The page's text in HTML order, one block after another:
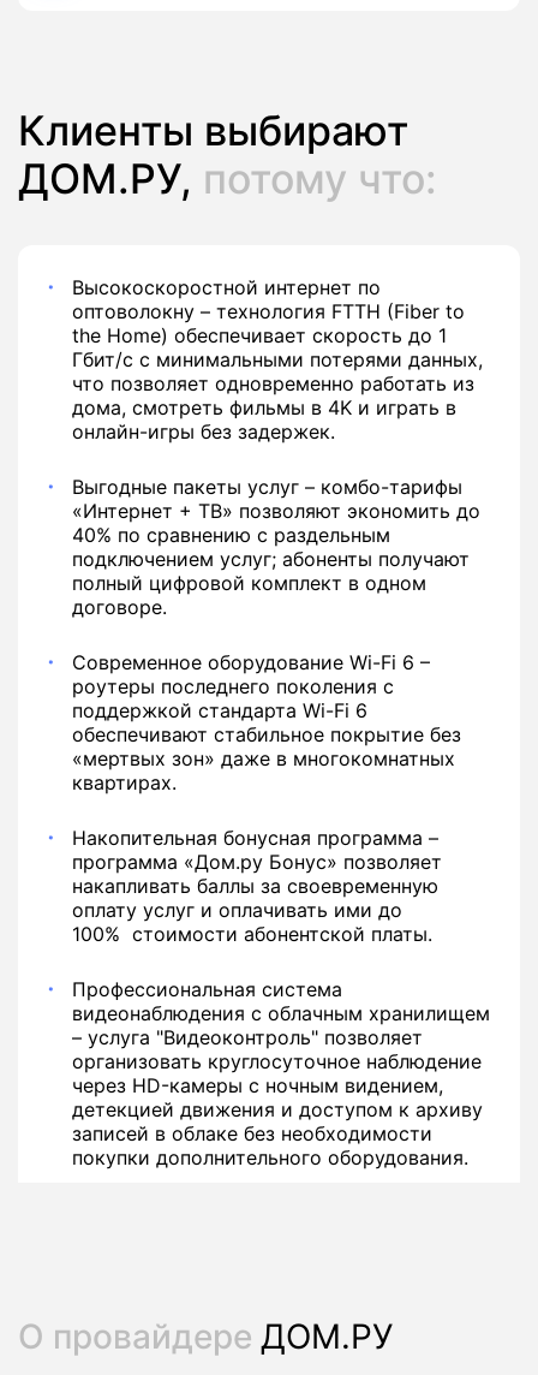
Клиенты выбирают
ДОМ.РУ, потому что:
Высокоскоростной интернет по
оптоволокну – технология FTTH (Fiber to
the Home) обеспечивает скорость до 1
Гбит/с с минимальными потерями данных,
что позволяет одновременно работать из
дома, смотреть фильмы в 4K и играть в
онлайн-игры без задержек.
Выгодные пакеты услуг – комбо-тарифы
«Интернет + ТВ» позволяют экономить до
40% по сравнению с раздельным
подключением услуг; абоненты получают
полный цифровой комплект в одном
договоре.
Современное оборудование Wi-Fi 6 –
роутеры последнего поколения с
поддержкой стандарта Wi-Fi 6
обеспечивают стабильное покрытие без
«мертвых зон» даже в многокомнатных
квартирах.
Накопительная бонусная программа –
программа «Дом.ру Бонус» позволяет
накапливать баллы за своевременную
оплату услуг и оплачивать ими до
100% стоимости абонентской платы.
Профессиональная система
видеонаблюдения с облачным хранилищем
– услуга "Видеоконтроль" позволяет
организовать круглосуточное наблюдение
через HD-камеры с ночным видением,
детекцией движения и доступом к архиву
записей в облаке без необходимости
покупки дополнительного оборудования.
О провайдере ДОМ.РУ